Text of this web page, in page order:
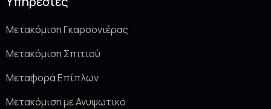
Μετακόμιση Γκαρσονιέρας
Μετακόμιση Σπιτιού
Μεταφορά Επίπλων
Μετακόμιση με Ανυψωτικό